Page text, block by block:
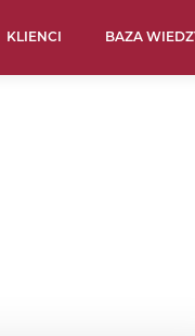
KLIENCI BAZA